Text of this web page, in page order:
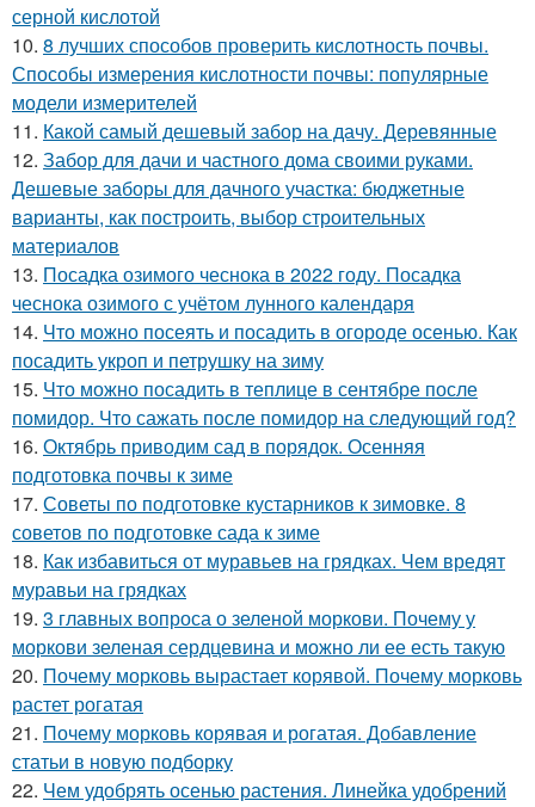
серной кислотой
10. 8 лучших способов проверить кислотность почвы.
Способы измерения кислотности почвы: популярные
модели измерителей
11. Какой самый дешевый забор на дачу. Деревянные
12. Забор для дачи и частного дома своими руками.
Дешевые заборы для дачного участка: бюджетные
варианты, как построить, выбор строительных
материалов
13. Посадка озимого чеснока в 2022 году. Посадка
чеснока озимого с учётом лунного календаря
14. Что можно посеять и посадить в огороде осенью. Как
посадить укроп и петрушку на зиму
15. Что можно посадить в теплице в сентябре после
помидор. Что сажать после помидор на следующий год?
16. Октябрь приводим сад в порядок. Осенняя
подготовка почвы к зиме
17. Советы по подготовке кустарников к зимовке. 8
советов по подготовке сада к зиме
18. Как избавиться от муравьев на грядках. Чем вредят
муравьи на грядках
19. 3 главных вопроса о зеленой моркови. Почему у
моркови зеленая сердцевина и можно ли ее есть такую
20. Почему морковь вырастает корявой. Почему морковь
растет рогатая
21. Почему морковь корявая и рогатая. Добавление
статьи в новую подборку
22. Чем удобрять осенью растения. Линейка удобрений